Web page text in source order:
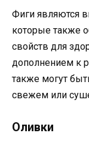
Фиги являются
которые также
свойств для
дополнением к
также могут
свежем или
Оливки